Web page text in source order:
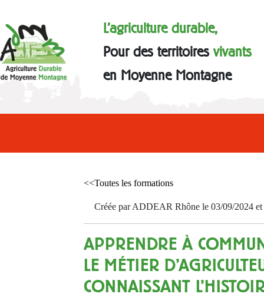
L'agriculture durable,
Pour des territoiresvivants
en Moyenne Montagne
<<Toutes les formations
Créée par ADDEAR Rhône le 03/09/2024 et
APPRENDRE À
LE MÉTIER
CONNAISSANT